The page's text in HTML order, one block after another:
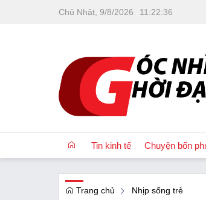
Chủ Nhật, 9/8/2026 11 :22:37
Tin kinh tế Chuyện bốn
Trang chủ Nhịp sống trẻ